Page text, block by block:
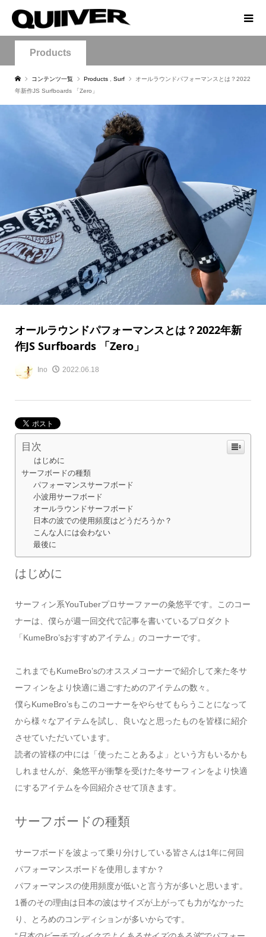
Products
コンテンツ一覧 Products Surf
オールラウンドパフォーマンスとは？2022
年新作JS Surfboards 「Zero」
オールラウンドパフォーマンスとは？2022年新
作JS Surfboards 「Zero」
Ino 2022.06.18
目次
はじめに
サーフボードの種類
パフォーマンスサーフボード
小波用サーフボード
オールラウンドサーフボード
日本の波での使用頻度はどうだろうか？
こんな人には会わない
最後に
はじめに
サーフィン系YouTuberプロサーファーの粂悠平です。このコー
ナーは、僕らが週一回交代で記事を書いているプロダクト
「KumeBro’sおすすめアイテム」のコーナーです。
これまでもKumeBro’sのオススメコーナーで紹介して来た冬サ
ーフィンをより快適に過ごすためのアイテムの数々。
僕らKumeBro’sもこのコーナーをやらせてもらうことになって
から様々なアイテムを試し、良いなと思ったものを皆様に紹介
させていただいています。
読者の皆様の中には「使ったことあるよ」という方もいるかも
しれませんが、粂悠平が衝撃を受けた冬サーフィンをより快適
にするアイテムを今回紹介させて頂きます。
サーフボードの種類
サーフボードを波よって乗り分けしている皆さんは1年に何回
パフォーマンスボードを使用しますか？
パフォーマンスの使用頻度が低いと言う方が多いと思います。
1番のその理由は日本の波はサイズが上がっても力がなかった
り、とろめのコンディションが多いからです。